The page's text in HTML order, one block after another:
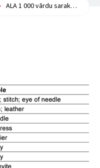
ALA 1 000 vārdu saraksts (PDF)